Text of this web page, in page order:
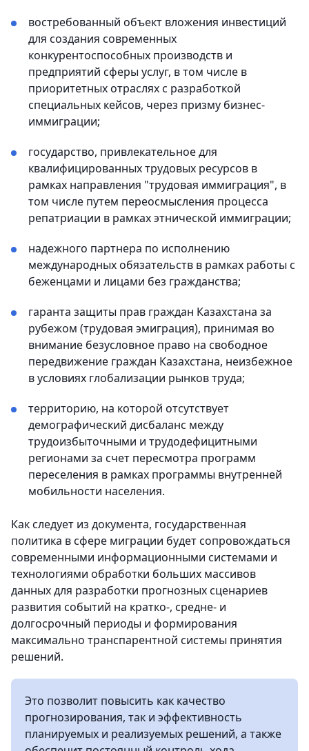
востребованный объект вложения инвестиций
для создания современных
конкурентоспособных производств и
предприятий сферы услуг, в том числе в
приоритетных отраслях с разработкой
специальных кейсов, через призму бизнес-
иммиграции;
государство, привлекательное для
квалифицированных трудовых ресурсов в
рамках направления "трудовая иммиграция", в
том числе путем переосмысления процесса
репатриации в рамках этнической иммиграции;
надежного партнера по исполнению
международных обязательств в рамках работы с
беженцами и лицами без гражданства;
гаранта защиты прав граждан Казахстана за
рубежом (трудовая эмиграция), принимая во
внимание безусловное право на свободное
передвижение граждан Казахстана, неизбежное
в условиях глобализации рынков труда;
территорию, на которой отсутствует
демографический дисбаланс между
трудоизбыточными и трудодефицитными
регионами за счет пересмотра программ
переселения в рамках программы внутренней
мобильности населения.
Как следует из документа, государственная
политика в сфере миграции будет сопровождаться
современными информационными системами и
технологиями обработки больших массивов
данных для разработки прогнозных сценариев
развития событий на кратко-, средне- и
долгосрочный периоды и формирования
максимально транспарентной системы принятия
решений.
Это позволит повысить как качество
прогнозирования, так и эффективность
планируемых и реализуемых решений, а также